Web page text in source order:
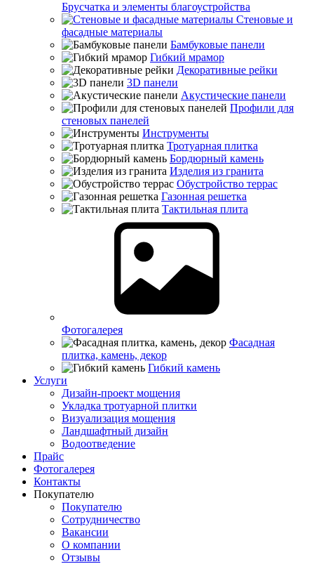
Брусчатка и элементы благоустройства
Стеновые и
фасадные материалы
Бамбуковые панели
Гибкий мрамор
Декоративные рейки
3D панели
Акустические панели
Профили для
стеновых панелей
Инструменты
Тротуарная плитка
Бордюрный камень
Изделия из гранита
Обустройство террас
Газонная решетка
Тактильная плита
Фотогалерея
Фасадная
плитка, камень, декор
Гибкий камень
Услуги
Дизайн-проект мощения
Укладка тротуарной плитки
Визуализация мощения
Ландшафтный дизайн
Водоотведение
Прайс
Фотогалерея
Контакты
Покупателю
Покупателю
Сотрудничество
Вакансии
О компании
Отзывы